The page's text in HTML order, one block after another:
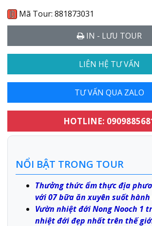
Mã Tour: 881873031
IN - LƯU TOUR
LIÊN HỆ TƯ VẤN
TƯ VẤN QUA ZALO
HOTLINE:
NỔI BẬT TRONG TOUR
Thưởng thức ẩm thực địa
với 07 bữa ăn xuyên suốt
Vườn nhiệt đới Nong Nooch 1
nhiệt đới đẹp nhất trên thế